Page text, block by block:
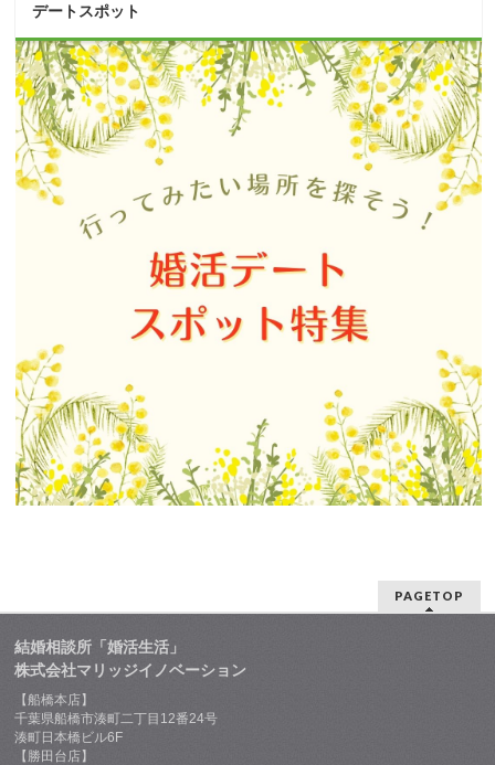
デートスポット
PAGETOP
結婚相談所「婚活生活」
株式会社マリッジイノベーション
【船橋本店】
千葉県船橋市湊町二丁目12番24号
湊町日本橋ビル6F
【勝田台店】